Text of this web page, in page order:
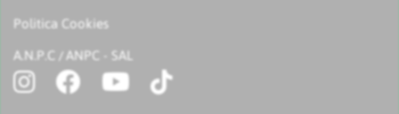
Politica Cookies
A.N.P.C / ANPC - SAL